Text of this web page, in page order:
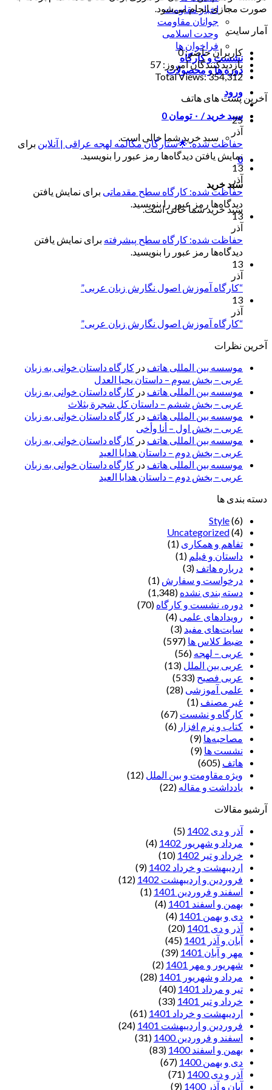
اخبار مقاومت
جوانان مقاومت
وحدت اسلامی
فراخوان ها
نشست و کارگاه
دوره ها و محصولات
ورود
سبد خرید / ۰ تومان 0
سبد خرید شما خالی است.
0
سبد خرید
سبد خرید شما خالی است.
صورت مجازی انجام می‌شود.
آمار سایت
کاربران حاضر:0
بازدیدکنندگان امروز: 57
Total Views:354,312
آخرین پست های هاتف
25
آذر
حفاظت شده: 🌟ستارگان مکالمه لهجه عراقی | آنلاین برای
نمایش یافتن دیدگاه‌ها رمز عبور را بنویسید.
13
آذر
حفاظت شده: کارگاه سطح مقدماتی برای نمایش یافتن
دیدگاه‌ها رمز عبور را بنویسید.
13
آذر
حفاظت شده: کارگاه سطح پیشرفته برای نمایش یافتن
دیدگاه‌ها رمز عبور را بنویسید.
13
آذر
“کارگاه آموزش اصول نگارش زبان عربی”
13
آذر
“کارگاه آموزش اصول نگارش زبان عربی”
آخرین نظرات
موسسه بین المللی هاتف در کارگاه داستان خوانی به زبان
عربی – بخش سوم – داستان یحیا العدل
موسسه بین المللی هاتف در کارگاه داستان خوانی به زبان
عربی – بخش ششم – داستان کل شجرة بثلاث
موسسه بین المللی هاتف در کارگاه داستان خوانی به زبان
عربی – بخش اول – أنا وأخی
موسسه بین المللی هاتف در کارگاه داستان خوانی به زبان
عربی – بخش دوم – داستان هدایا العید
موسسه بین المللی هاتف در کارگاه داستان خوانی به زبان
عربی – بخش دوم – داستان هدایا العید
دسته بندی ها
Style(6)
Uncategorized(4)
تفاهم و همکاری (1)
داستان و فیلم (1)
درباره هاتف (3)
درخواست و سفارش (1)
دسته بندی نشده (1,348)
دوره، نشست و کارگاه (70)
رویدادهای علمی (4)
سایت‌های مفید (3)
ضبط کلاس ها (597)
عربی – لهجه (56)
عربی بین الملل (13)
عربی فصیح (533)
علمی آموزشی (28)
غير مصنف (1)
کارگاه و نشست (67)
کتاب و نرم افزار (6)
مصاحبه‌ها (9)
نشست ها (9)
هاتف (605)
ویژه مقاومت و بین الملل (12)
یادداشت‌ و مقاله (22)
آرشیو مقالات
آذر و دی 1402
(5)
مرداد و شهریور 1402
(4)
خرداد و تیر 1402
(10)
اردیبهشت و خرداد 1402
(9)
فروردین و اردیبهشت 1402
(12)
اسفند و فروردین 1401
(1)
بهمن و اسفند 1401
(4)
دی و بهمن 1401
(4)
آذر و دی 1401
(20)
آبان و آذر 1401
(45)
مهر و آبان 1401
(39)
شهریور و مهر 1401
(2)
مرداد و شهریور 1401
(28)
تیر و مرداد 1401
(40)
خرداد و تیر 1401
(33)
اردیبهشت و خرداد 1401
(61)
فروردین و اردیبهشت 1401
(24)
اسفند و فروردین 1400
(31)
بهمن و اسفند 1400
(83)
دی و بهمن 1400
(67)
آذر و دی 1400
(71)
آبان و آذر 1400
(9)